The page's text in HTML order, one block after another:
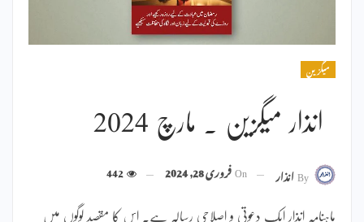
میگزین
انذار میگزین ۔ مارچ 2024
Byانذار Onفروری 28, 2024
ماہنامہ انذار ایک دعوتی و اصلاحی رسالہ ہے۔ اس کا مقصد لوگوں میں